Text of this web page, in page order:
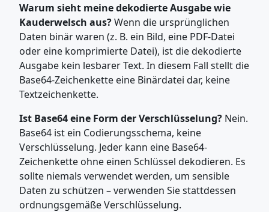
Warum sieht meine dekodierte Ausgabe wie
Kauderwelsch aus?Wenn die ursprünglichen
Daten binär waren (z. B. ein Bild, eine PDF-Datei
oder eine komprimierte Datei), ist die dekodierte
Ausgabe kein lesbarer Text. In diesem Fall stellt die
Base64-Zeichenkette eine Binärdatei dar, keine
Textzeichenkette.
Ist Base64 eine Form der Verschlüsselung? Nein.
Base64 ist ein Codierungsschema, keine
Verschlüsselung. Jeder kann eine Base64-
Zeichenkette ohne einen Schlüssel dekodieren. Es
sollte niemals verwendet werden, um sensible
Daten zu schützen – verwenden Sie stattdessen
ordnungsgemäße Verschlüsselung.